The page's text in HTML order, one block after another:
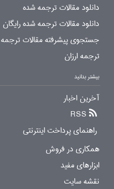
دانلود مقالات ترجمه شده
دانلود مقالات ترجمه شده رایگان
جستجوی پیشرفته مقالات
ترجمه ارزان
بیشتر بدانید
آخرین اخبار
RSS
راهنمای پرداخت اینترنتی
همکاری در فروش
ابزارهای مفید
نقشه سایت